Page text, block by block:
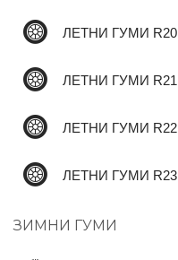
ЛЕТНИ ГУМИ R20
ЛЕТНИ ГУМИ R21
ЛЕТНИ ГУМИ R22
ЛЕТНИ ГУМИ R23
ЗИМНИ ГУМИ